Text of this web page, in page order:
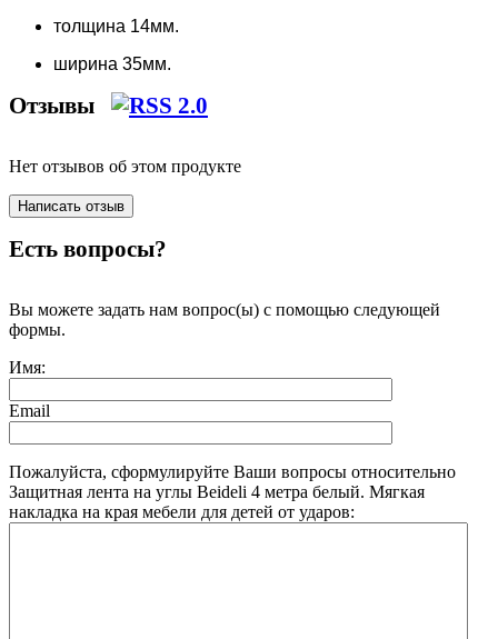
толщина 14мм.
ширина 35мм.
Отзывы
Нет отзывов об этом продукте
Есть вопросы?
Вы можете задать нам вопрос(ы) с помощью следующей
формы.
Имя:
Email
Пожалуйста, сформулируйте Ваши вопросы относительно
Защитная лента на углы Beideli 4 метра белый. Мягкая
накладка на края мебели для детей от ударов: